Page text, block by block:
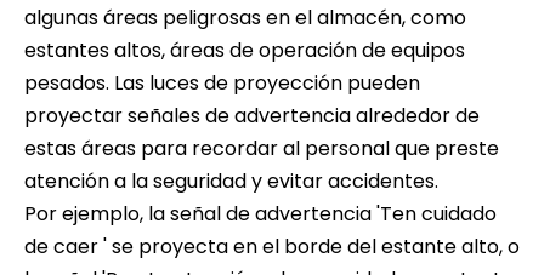
algunas áreas peligrosas en el almacén, como
estantes altos, áreas de operación de equipos
pesados. Las luces de proyección pueden
proyectar señales de advertencia alrededor de
estas áreas para recordar al personal que preste
atención a la seguridad y evitar accidentes.
Por ejemplo, la señal de advertencia 'Ten cuidado
de caer ' se proyecta en el borde del estante alto, o